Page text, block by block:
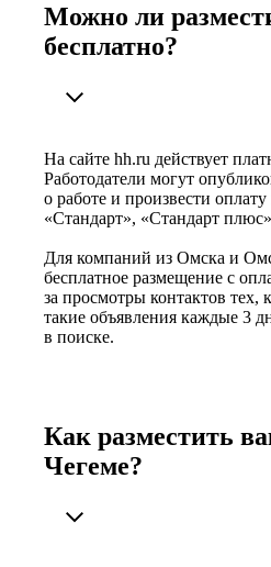
Можно ли
бесплатно?
На сайте hh.ru действует
Работодатели могут
о работе и произвести
«Стандарт», «Стандарт
Для компаний из Омска и
бесплатное размещение с
за просмотры контактов тех,
такие объявления каждые 3
в поиске.
Как разместить
Чегеме?